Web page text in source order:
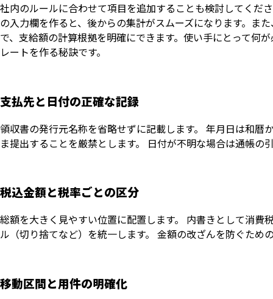
社内のルールに合わせて項目を追加することも検討してくだ
の入力欄を作ると、後からの集計がスムーズになります。ま
で、支給額の計算根拠を明確にできます。使い手にとって何
レートを作る秘訣です。
支払先と日付の正確な記録
領収書の発行元名称を省略せずに記載します。 年月日は和暦
ま提出することを厳禁とします。 日付が不明な場合は通帳の
税込金額と税率ごとの区分
総額を大きく見やすい位置に配置します。 内書きとして消
ル（切り捨てなど）を統一します。 金額の改ざんを防ぐため
移動区間と用件の明確化